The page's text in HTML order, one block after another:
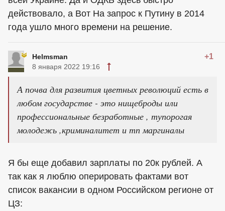
действовало, а Вот На запрос к Путину в 2014
года ушло много времени на решение.
Helmsman +1
8 января 2022 19:16
А почва для развития цветных революций есть в
любом государстве - это нищеброды или
профессиональные безработные , тупорогая
молодежь ,криминалитет и тп маргиналы
Я бы еще добавил зарплаты по 20к рублей. А
так как я люблю оперировать фактами вот
список вакансии в одном Российском регионе от
ЦЗ: